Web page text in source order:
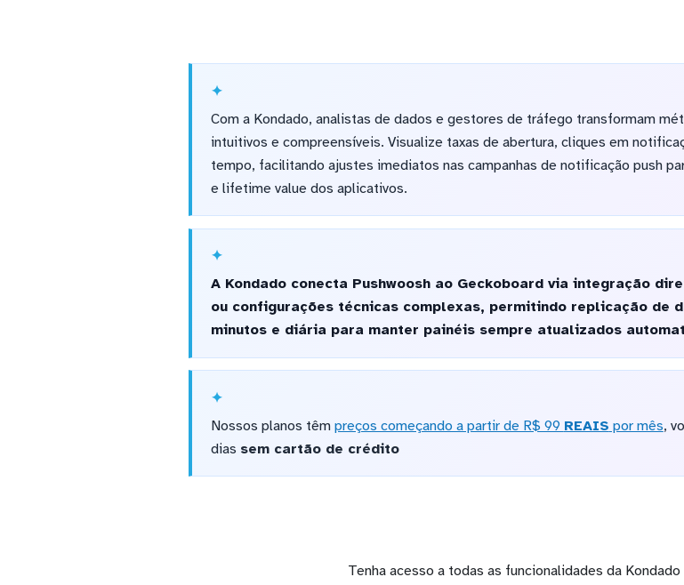
Com a Kondado, analistas de dados e gestores de tráfego transformam
intuitivos e compreensíveis. Visualize taxas de abertura, cliques em
tempo, facilitando ajustes imediatos nas campanhas de notificação push
e lifetime value dos aplicativos.
A Kondado conecta Pushwoosh ao Geckoboard via integração
ou configurações técnicas complexas, permitindo replicação de
minutos e diária para manter painéis sempre atualizados
Nossos planos têm preços começando a partir de R$ 99 REAIS por mês,
dias sem cartão de crédito
Tenha acesso a todas as funcionalidades da